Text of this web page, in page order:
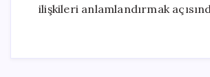
ilişkileri anlamlandırmak